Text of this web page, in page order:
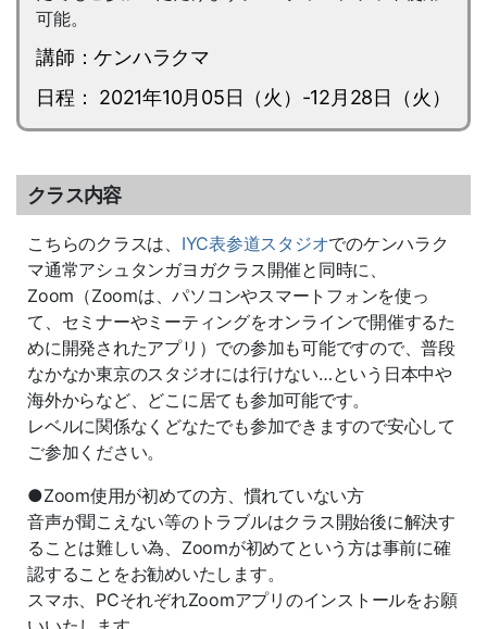
可能。
講師：ケンハラクマ
日程： 2021年10月05日（火）-12月28日（火）
クラス内容
こちらのクラスは、 IYC表参道スタジオでのケンハラク
マ通常アシュタンガヨガクラス開催と同時に、
Zoom（Zoomは、パソコンやスマートフォンを使っ
て、セミナーやミーティングをオンラインで開催するた
めに開発されたアプリ）での参加も可能ですので、普段
なかなか東京のスタジオには行けない…という日本中や
海外からなど、どこに居ても参加可能です。
レベルに関係なくどなたでも参加できますので安心して
ご参加ください。
●Zoom使用が初めての方、慣れていない方
音声が聞こえない等のトラブルはクラス開始後に解決す
ることは難しい為、Zoomが初めてという方は事前に確
認することをお勧めいたします。
スマホ、PCそれぞれZoomアプリのインストールをお願